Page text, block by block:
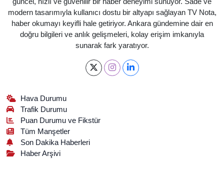
modern tasarımıyla kullanıcı dostu bir altyapı sağlayan TV Nota,
haber okumayı keyifli hale getiriyor. Ankara gündemine dair en
doğru bilgileri ve anlık gelişmeleri, kolay erişim imkanıyla
sunarak fark yaratıyor.
Hava Durumu
Trafik Durumu
Puan Durumu ve Fikstür
Tüm Manşetler
Son Dakika Haberleri
Haber Arşivi